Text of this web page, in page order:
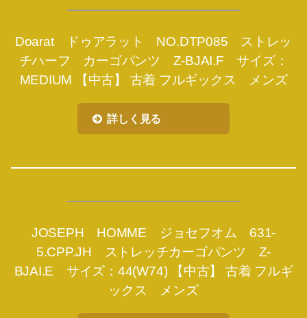
Doarat ドゥアラット NO.DTP085 ストレッ
チハーフ カーゴパンツ Z-BJAI.F サイズ：
MEDIUM 【中古】 古着 フルギックス メンズ
詳しく見る
JOSEPH HOMME ジョセフオム 631-
5.CPP.JH ストレッチカーゴパンツ Z-
BJAI.E サイズ：44(W74) 【中古】 古着 フルギ
ックス メンズ